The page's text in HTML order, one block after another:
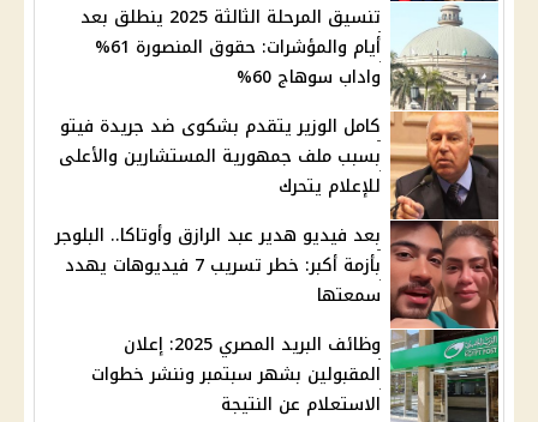
تنسيق المرحلة الثالثة 2025 ينطلق بعد
أيام والمؤشرات: حقوق المنصورة 61%
واداب سوهاج 60%
كامل الوزير يتقدم بشكوى ضد جريدة فيتو
بسبب ملف جمهورية المستشارين والأعلى
للإعلام يتحرك
بعد فيديو هدير عبد الرازق وأوتاكا.. البلوجر
بأزمة أكبر: خطر تسريب 7 فيديوهات يهدد
سمعتها
وظائف البريد المصري 2025: إعلان
المقبولين بشهر سبتمبر وننشر خطوات
الاستعلام عن النتيجة